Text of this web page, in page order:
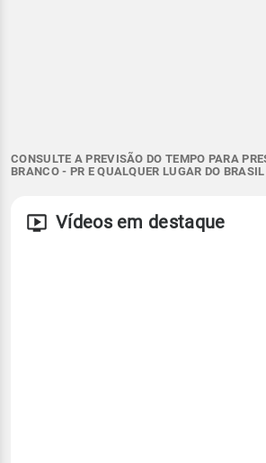
CONSULTE A PREVISÃO DO TEMPO PARA
BRANCO - PR E QUALQUER LUGAR DO BRASIL
Vídeos em destaque